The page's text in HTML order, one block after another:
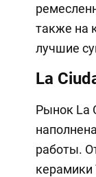
также на
лучшие
La
Рынок La
работы.